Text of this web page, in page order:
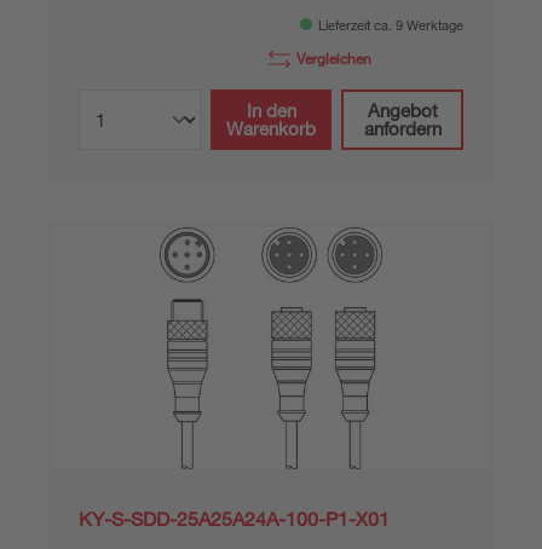
Lieferzeit ca. 9 Werktage
Vergleichen
In den
Warenkorb
Angebot
anfordern
KY-S-SDD-25A25A24A-100-P1-X01